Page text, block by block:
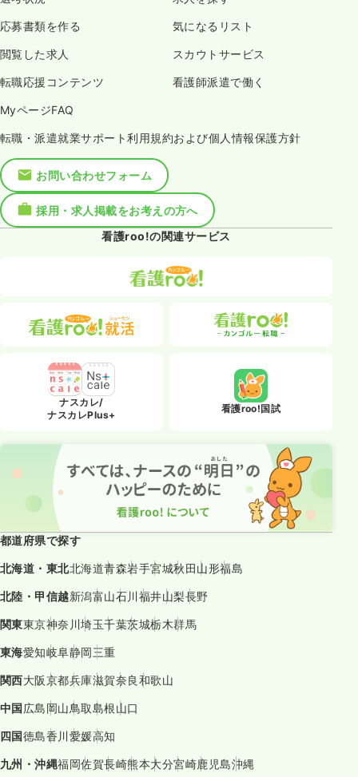
応募書類を作る 気になるリスト
閲覧した求人 スカウトサービス
転職応援コンテンツ 看護師派遣で働く
MyページFAQ
転職・派遣就業サポート利用規約および個人情報保護方針
お問い合わせフォーム
採用・求人掲載をお考えの方へ
看護roo!の関連サービス
ナスカレ/
ナスカレPlus+
看護roo!国試
都道府県で探す
北海道・東北北海道青森岩手宮城秋田山形福島
北陸・甲信越新潟富山石川福井山梨長野
関東東京神奈川埼玉千葉茨城栃木群馬
東海愛知岐阜静岡三重
関西大阪京都兵庫滋賀奈良和歌山
中国広島岡山鳥取島根山口
四国徳島香川愛媛高知
九州・沖縄福岡佐賀長崎熊本大分宮崎鹿児島沖縄